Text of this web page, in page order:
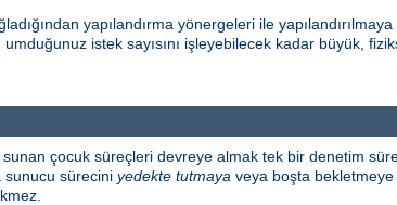
yapılandırma yönergeleri ile
istek sayısını işleyebilecek kadar büyük,
çocuk süreçleri devreye almak tek bir denetim
sunucu sürecini yedekte tutmaya veya boşta bekletmeye